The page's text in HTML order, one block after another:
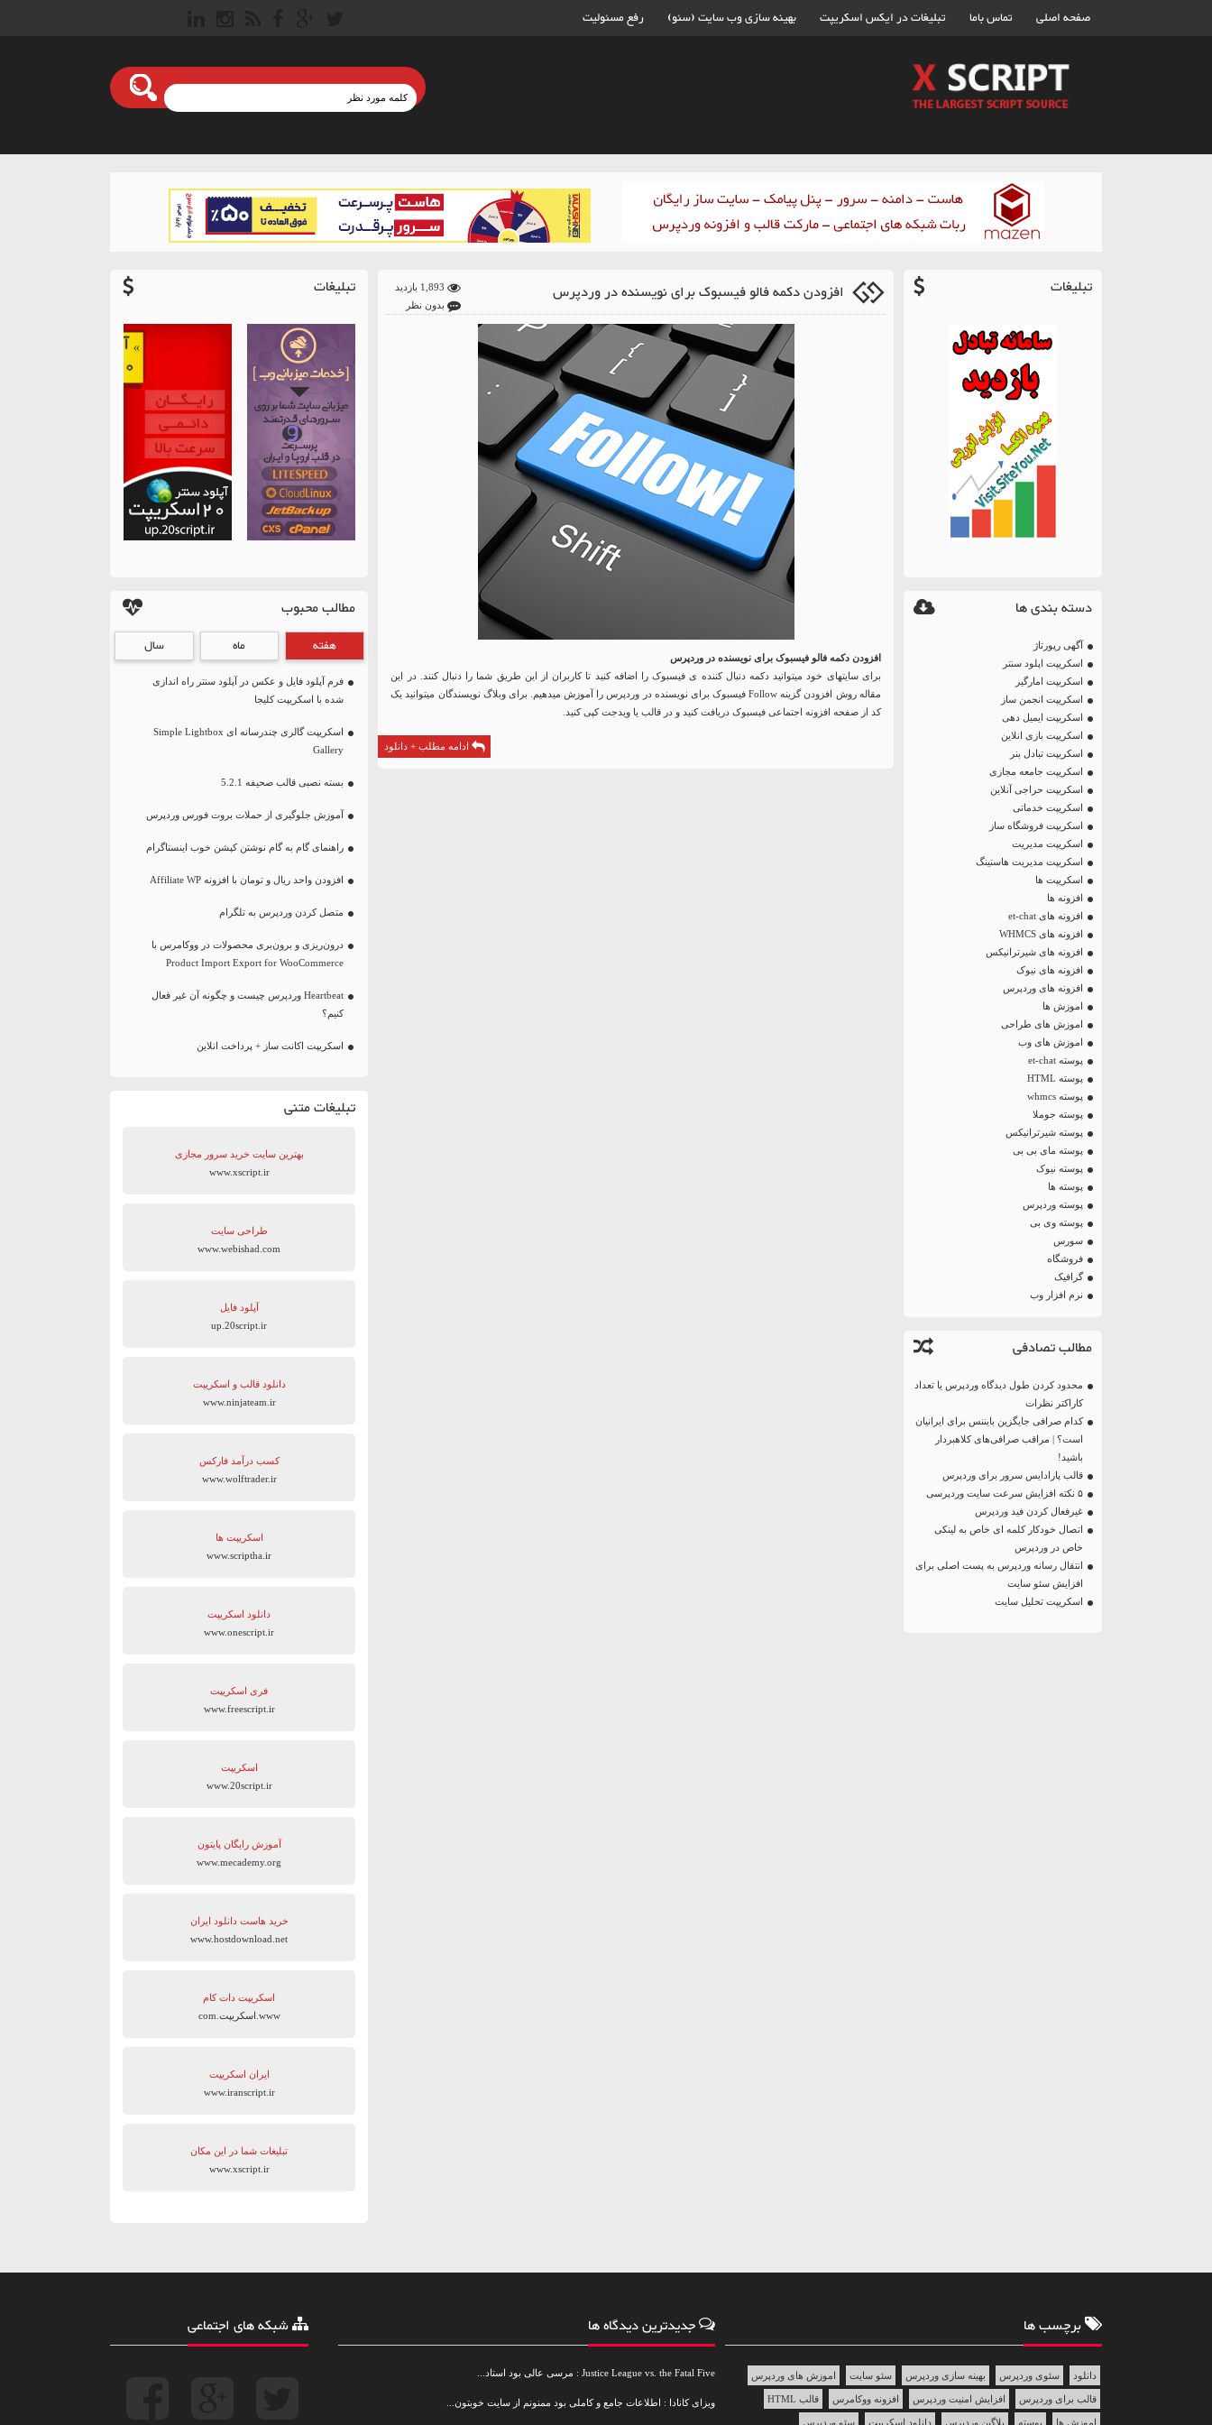
صفحه اصلی تماس باما تبلیغات در ایکس اسکریپت بهینه سازی وب سایت (سئو) رفع مسئولیت
تبلیغات
دسته بندی ها
آگهی رپورتاژ
اسکریپت اپلود سنتر
اسکریپت امارگیر
اسکریپت انجمن ساز
اسکریپت ایمیل دهی
اسکریپت بازی انلاین
اسکریپت تبادل بنر
اسکریپت جامعه مجازی
اسکریپت حراجی آنلاین
اسکریپت خدماتی
اسکریپت فروشگاه ساز
اسکریپت مدیریت
اسکریپت مدیریت هاستینگ
اسکریپت ها
افزونه ها
افزونه های et-chat
افزونه های WHMCS
افزونه های شیرترانیکس
افزونه های نیوک
افزونه های وردپرس
اموزش ها
اموزش های طراحی
اموزش های وب
پوسته et-chat
پوسته HTML
پوسته whmcs
پوسته جوملا
پوسته شیرترانیکس
پوسته مای بی بی
پوسته نیوک
پوسته ها
پوسته وردپرس
پوسته وی بی
سورس
فروشگاه
گرافیک
نرم افزار وب
مطالب تصادفی
محدود کردن طول دیدگاه وردپرس یا تعداد
کاراکتر نظرات
کدام صرافی جایگزین بایننس برای ایرانیان
است؟ | مراقب صرافی‌های کلاهبردار
باشید!
قالب پارادایس سرور برای وردپرس
۵ نکته افزایش سرعت سایت وردپرسی
غیرفعال کردن فید وردپرس
اتصال خودکار کلمه ای خاص به لینکی
خاص در وردپرس
انتقال رسانه وردپرس به پست اصلی برای
افزایش سئو سایت
اسکریپت تحلیل سایت
افزودن دکمه فالو فیسبوک برای نویسنده در وردپرس
بدون نظر
افزودن دکمه فالو فیسبوک برای نویسنده در وردپرس
برای سایتهای خود میتوانید دکمه دنبال کننده ی فیسبوک را اضافه کنید تا کاربران از این طریق شما را دنبال کنند. در این
مقاله روش افزودن گزینه Follow فیسبوک برای نویسنده در وردپرس را آموزش میدهیم. برای وبلاگ نویسندگان میتوانید یک
کد از صفحه افزونه اجتماعی فیسبوک دریافت کنید و در قالب یا ویدجت کپی کنید.
ادامه مطلب + دانلود
تبلیغات
مطالب محبوب
هفته ماه سال
فرم آپلود فایل و عکس در آپلود سنتر راه اندازی
شده با اسکریپت کلیجا
اسکریپت گالری چندرسانه ای Simple Lightbox
Gallery
بسته نصبی قالب صحیفه 5.2.1
آموزش جلوگیری از حملات بروت فورس وردپرس
راهنمای گام به گام نوشتن کپشن خوب اینستاگرام
افزودن واحد ریال و تومان با افزونه Affiliate WP
متصل کردن وردپرس به تلگرام
درون‌ریزی و برون‌بری محصولات در ووکامرس با
Product Import Export for WooCommerce
Heartbeat وردپرس چیست و چگونه آن غیر فعال
کنیم؟
اسکریپت اکانت ساز + پرداخت انلاین
تبلیغات متنی
بهترین سایت‌ خرید سرور مجازی
www.xscript.ir
طراحی سایت
www.webishad.com
آپلود فایل
up.20script.ir
دانلود قالب و اسکریپت
www.ninjateam.ir
کسب درآمد فارکس
www.wolftrader.ir
اسکریپت ها
www.scriptha.ir
دانلود اسکریپت
www.onescript.ir
فری اسکریپت
www.freescript.ir
اسکریپت
www.20script.ir
آموزش رایگان پایتون
www.mecademy.org
خرید هاست دانلود ایران
www.hostdownload.net
اسکریپت دات کام
www.اسکریپت.com
ایران اسکریپت
www.iranscript.ir
تبلیغات شما در این مکان
www.xscript.ir
شبکه های اجتماعی جدیدترین دیدگاه ها
Justice League vs. the Fatal Five : مرسی عالی بود استاد...
ویزای کانادا : اطلاعات جامع و کاملی بود ممنونم از سایت خوبتون...
برچسب ها
دانلود سئوی وردپرس بهینه سازی وردپرس سئو سایت اموزش های وردپرس
قالب برای وردپرس افزایش امنیت وردپرس افزونه ووکامرس قالب HTML
اموزش ها پوسته پلاگین وردپرس دانلود اسکریپت سئو وردپرس